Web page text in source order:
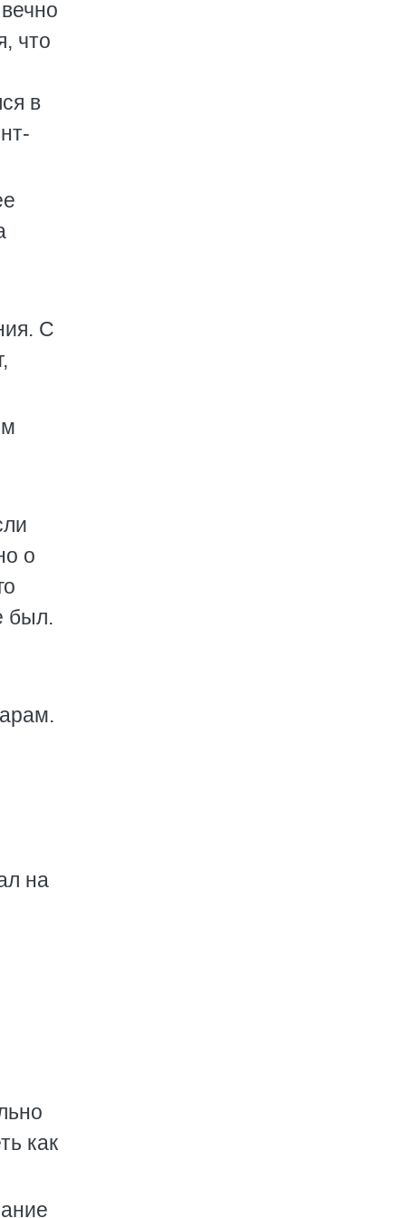
что
в
С
о
был.
на
как